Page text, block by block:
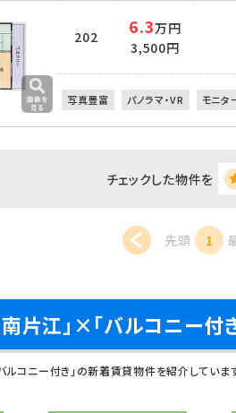
202 6.3万円
3,500円
写真豊富 パノラマ・VR モニタ
チェックした物件を
先頭 1
片江」×「バルコニー付
ルコニー付き」の新着賃貸物件を紹介していま